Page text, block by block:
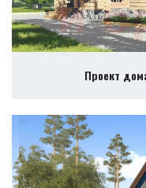
Проект